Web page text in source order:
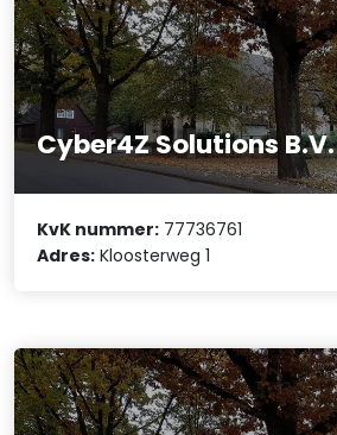
Cyber4Z Solutions B.V.
KvK nummer: 77736761
Adres: Kloosterweg 1